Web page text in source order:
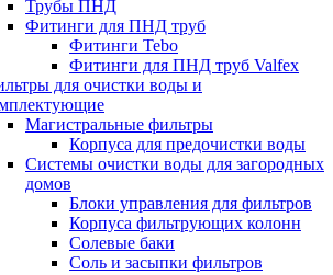
Трубы ПНД
Фитинги для ПНД труб
Фитинги Tebo
Фитинги для ПНД труб Valfex
для очистки воды и
Магистральные фильтры
Корпуса для предочистки воды
Системы очистки воды для загородных
домов
Блоки управления для фильтров
Корпуса фильтрующих колонн
Солевые баки
Соль и засыпки фильтров